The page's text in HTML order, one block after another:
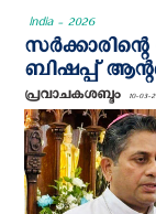
India - 2026
ബിഷപ്പ്
പ്രവാചകശബ്ദം 10-03-